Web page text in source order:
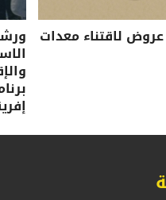
لاقتناء معدات